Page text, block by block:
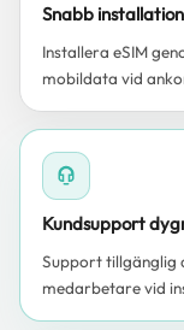
Snabb
Installera eSIM
mobildata vid
Kundsupport
Support tillgänglig
medarbetare vid